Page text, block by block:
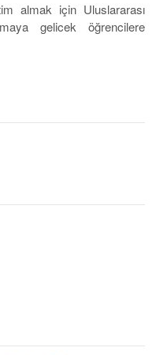
almak için Uluslararası
gelicek öğrencilere